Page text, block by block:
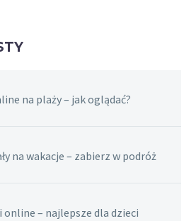
na plaży – jak oglądać?
na wakacje – zabierz w podróż
online – najlepsze dla dzieci